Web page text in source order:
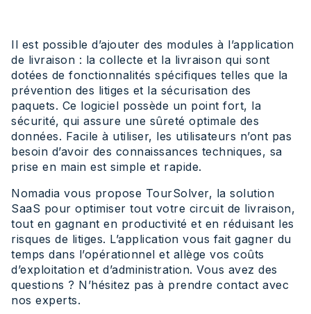
Il est possible d’ajouter des modules à l’application
de livraison : la collecte et la livraison qui sont
dotées de fonctionnalités spécifiques telles que la
prévention des litiges et la sécurisation des
paquets. Ce logiciel possède un point fort, la
sécurité, qui assure une sûreté optimale des
données. Facile à utiliser, les utilisateurs n’ont pas
besoin d’avoir des connaissances techniques, sa
prise en main est simple et rapide.
Nomadia vous propose TourSolver, la solution
SaaS pour optimiser tout votre circuit de livraison,
tout en gagnant en productivité et en réduisant les
risques de litiges. L’application vous fait gagner du
temps dans l’opérationnel et allège vos coûts
d’exploitation et d’administration. Vous avez des
questions ? N’hésitez pas à prendre contact avec
nos experts.